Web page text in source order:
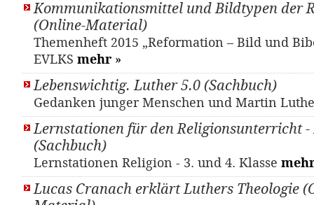
Kommunikationsmittel und Bildtypen der
(Online-Material)
Themenheft 2015 „Reformation – Bild und
EVLKS mehr »
Lebenswichtig. Luther 5.0 (Sachbuch)
Gedanken junger Menschen und Martin
Lernstationen für den Religionsunterricht
(Sachbuch)
Lernstationen Religion - 3. und 4. Klasse
Lucas Cranach erklärt Luthers Theologie